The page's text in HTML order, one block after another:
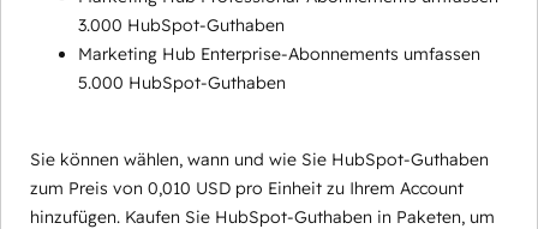
3.000 HubSpot-Guthaben
Marketing Hub Enterprise-Abonnements umfassen
5.000 HubSpot-Guthaben
Sie können wählen, wann und wie Sie HubSpot-Guthaben
zum Preis von 0,010 USD pro Einheit zu Ihrem Account
hinzufügen. Kaufen Sie HubSpot-Guthaben in Paketen, um